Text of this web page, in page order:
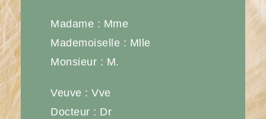
Madame : Mme
Mademoiselle : Mlle
Monsieur : M.
Veuve : Vve
Docteur : Dr